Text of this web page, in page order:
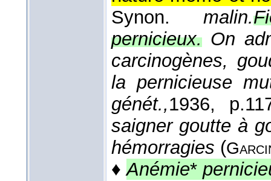
Synon. malin.
pernicieux. On
carcinogènes,
la pernicieuse
génét.,1936,
saigner goutte à
hémorragies (
♦Anémie*